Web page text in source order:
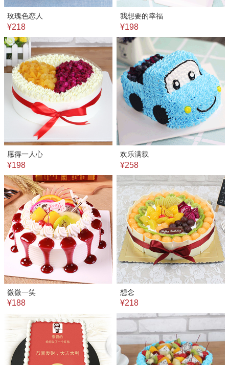
玫瑰色恋人
¥218
我想要的幸福
¥198
愿得一人心
¥198
欢乐满载
¥258
微微一笑
¥188
想念
¥218